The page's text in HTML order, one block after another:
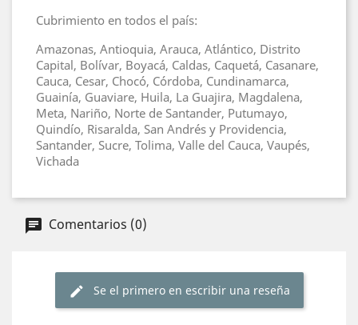
Cubrimiento en todos el país:
Amazonas, Antioquia, Arauca, Atlántico, Distrito
Capital, Bolívar, Boyacá, Caldas, Caquetá, Casanare,
Cauca, Cesar, Chocó, Córdoba, Cundinamarca,
Guainía, Guaviare, Huila, La Guajira, Magdalena,
Meta, Nariño, Norte de Santander, Putumayo,
Quindío, Risaralda, San Andrés y Providencia,
Santander, Sucre, Tolima, Valle del Cauca, Vaupés,
Vichada
Comentarios (0)
Se el primero en escribir una reseña